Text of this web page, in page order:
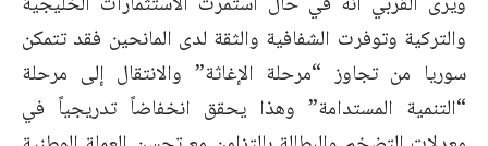
والتركية وتوفرت الشفافية والثقة لدى المانحين فقد تتمكن
سوريا من تجاوز “مرحلة الإغاثة” والانتقال إلى مرحلة
“التنمية المستدامة” وهذا يحقق انخفاضاً تدريجياً في